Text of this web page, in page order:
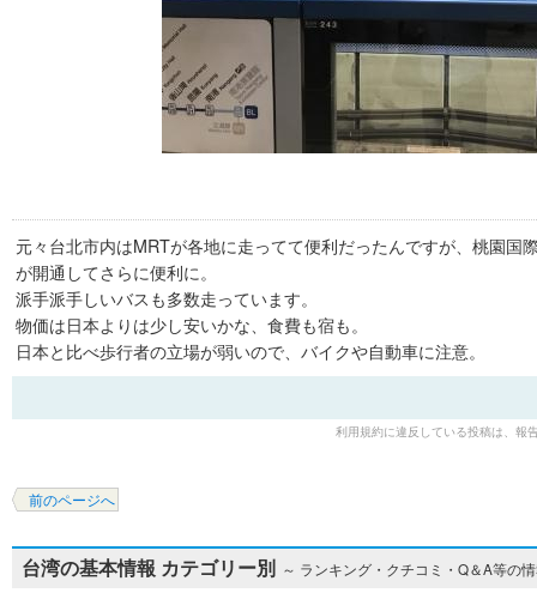
元々台北市内はMRTが各地に走ってて便利だったんですが、桃園国
が開通してさらに便利に。
派手派手しいバスも多数走っています。
物価は日本よりは少し安いかな、食費も宿も。
日本と比べ歩行者の立場が弱いので、バイクや自動車に注意。
利用規約に違反している投稿は、報
前のページへ
台湾の基本情報 カテゴリー別 ～ ランキング・クチコミ・Q＆A等の